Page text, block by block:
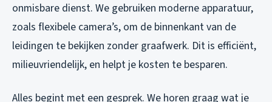
onmisbare dienst. We gebruiken moderne apparatuur,
zoals flexibele camera’s, om de binnenkant van de
leidingen te bekijken zonder graafwerk. Dit is efficiënt,
milieuvriendelijk, en helpt je kosten te besparen.
Alles begint met een gesprek. We horen graag wat je